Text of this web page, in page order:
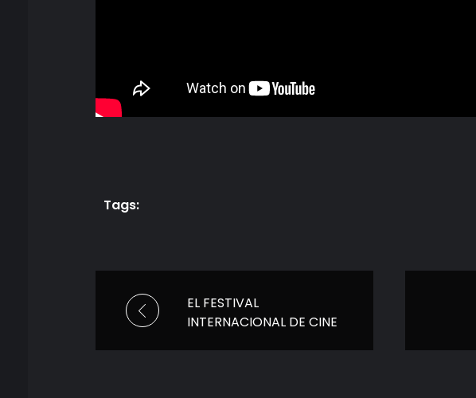
Tags:
EL FESTIVAL
INTERNACIONAL DE CINE